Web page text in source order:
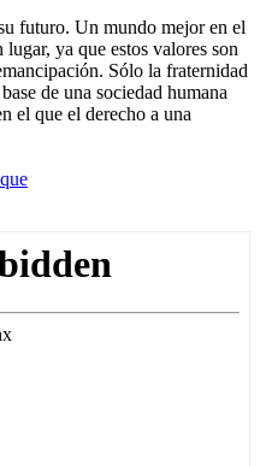
futuro. Un mundo mejor en el
ya que estos valores son
Sólo la fraternidad
de una sociedad humana
el que el derecho a una